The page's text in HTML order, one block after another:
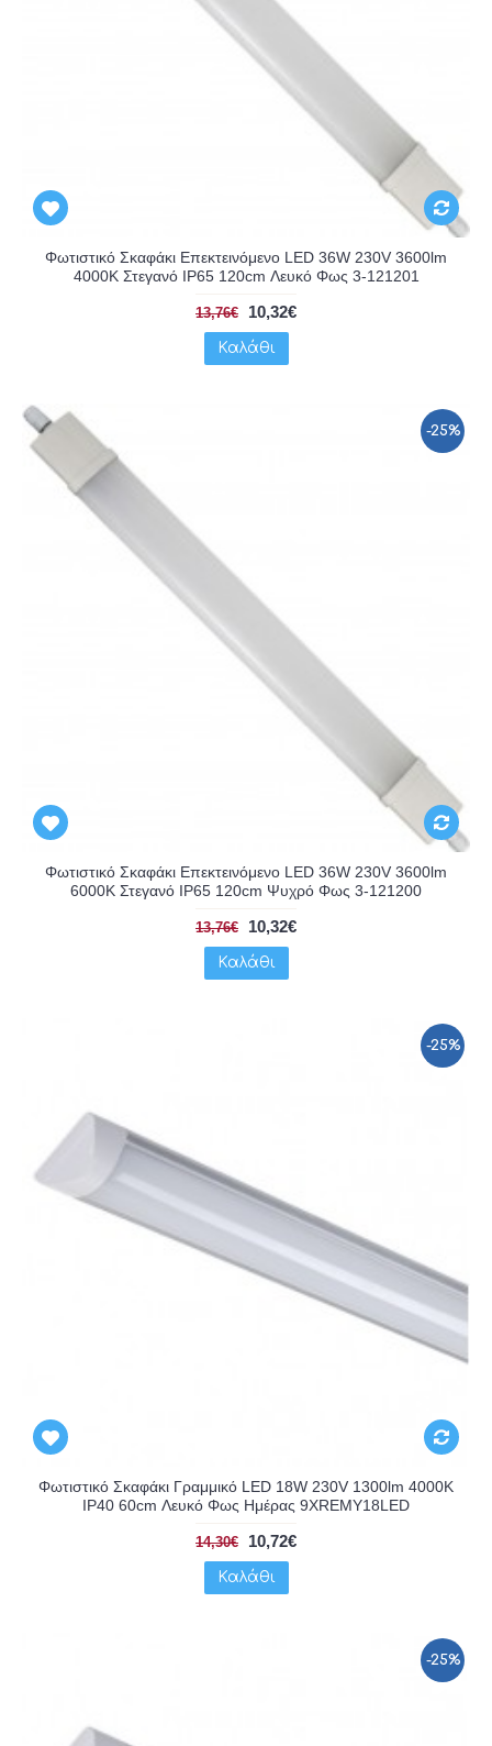
Φωτιστικό Σκαφάκι Επεκτεινόμενο LED 36W 230V 3600lm
4000K Στεγανό IP65 120cm Λευκό Φως 3-121201
13,76€ 10,32€
Καλάθι
-25%
Φωτιστικό Σκαφάκι Επεκτεινόμενο LED 36W 230V 3600lm
6000K Στεγανό IP65 120cm Ψυχρό Φως 3-121200
13,76€ 10,32€
Καλάθι
-25%
Φωτιστικό Σκαφάκι Γραμμικό LED 18W 230V 1300lm 4000K
IP40 60cm Λευκό Φως Ημέρας 9XREMY18LED
14,30€ 10,72€
Καλάθι
-25%